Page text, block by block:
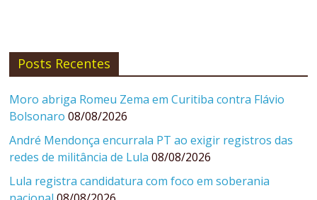
Posts Recentes
Moro abriga Romeu Zema em Curitiba contra Flávio
Bolsonaro 08/08/2026
André Mendonça encurrala PT ao exigir registros das
redes de militância de Lula 08/08/2026
Lula registra candidatura com foco em soberania